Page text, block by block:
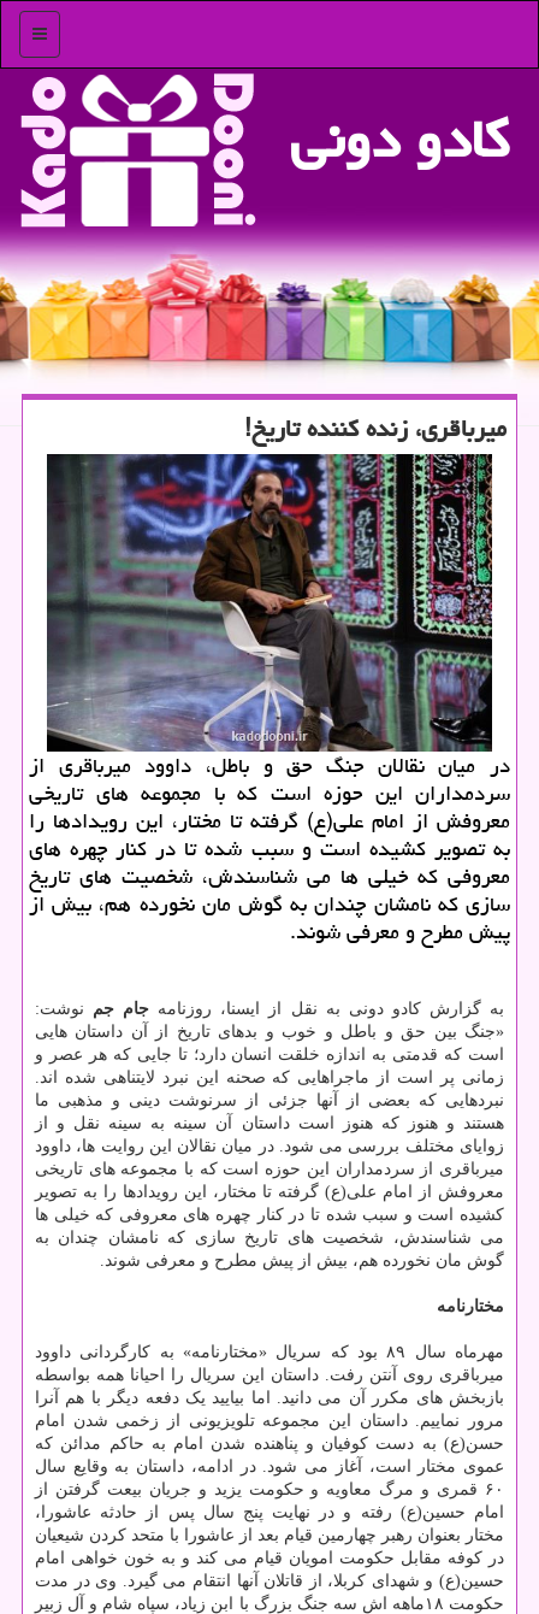
منو
كادو دونی
میرباقری، زنده كننده تاریخ!
در میان نقالان جنگ حق و باطل، داوود میرباقری از
سردمداران این حوزه است كه با مجموعه های تاریخی
معروفش از امام علی(ع) گرفته تا مختار، این رویدادها را
به تصویر كشیده است و سبب شده تا در كنار چهره های
معروفی كه خیلی ها می شناسندش، شخصیت های تاریخ
سازی كه نامشان چندان به گوش مان نخورده هم، بیش از
پیش مطرح و معرفی شوند.
به گزارش کادو دونی به نقل از ایسنا، روزنامه جام جم نوشت:
«جنگ بین حق و باطل و خوب و بدهای تاریخ از آن داستان هایی
است که قدمتی به اندازه خلقت انسان دارد؛ تا جایی که هر عصر و
زمانی پر است از ماجراهایی که صحنه این نبرد لایتناهی شده اند.
نبردهایی که بعضی از آنها جزئی از سرنوشت دینی و مذهبی ما
هستند و هنوز که هنوز است داستان آن سینه به سینه نقل و از
زوایای مختلف بررسی می شود. در میان نقالان این روایت ها، داوود
میرباقری از سردمداران این حوزه است که با مجموعه های تاریخی
معروفش از امام علی(ع) گرفته تا مختار، این رویدادها را به تصویر
کشیده است و سبب شده تا در کنار چهره های معروفی که خیلی ها
می شناسندش، شخصیت های تاریخ سازی که نامشان چندان به
گوش مان نخورده هم، بیش از پیش مطرح و معرفی شوند.
مختارنامه
مهرماه سال ۸۹ بود که سریال «مختارنامه» به کارگردانی داوود
میرباقری روی آنتن رفت. داستان این سریال را احیانا همه بواسطه
بازبخش های مکرر آن می دانید. اما بیایید یک دفعه دیگر با هم آنرا
مرور نماییم. داستان این مجموعه تلویزیونی از زخمی شدن امام
حسن(ع) به دست کوفیان و پناهنده شدن امام به حاکم مدائن که
عموی مختار است، آغاز می شود. در ادامه، داستان به وقایع سال
۶۰ قمری و مرگ معاویه و حکومت یزید و جریان بیعت گرفتن از
امام حسین(ع) رفته و در نهایت پنج سال پس از حادثه عاشورا،
مختار بعنوان رهبر چهارمین قیام بعد از عاشورا با متحد کردن شیعیان
در کوفه مقابل حکومت امویان قیام می کند و به خون خواهی امام
حسین(ع) و شهدای کربلا، از قاتلان آنها انتقام می گیرد. وی در مدت
حکومت ۱۸ماهه اش سه جنگ بزرگ با ابن زیاد، سپاه شام و آل زبیر